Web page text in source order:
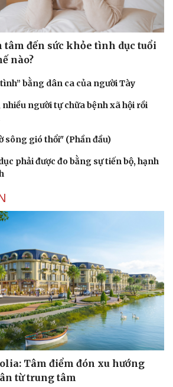
tâm đến sức khỏe tình dục tuổi
nào?
bằng dân ca của người Tày
người tự chữa bệnh xã hội rồi
sông gió thổi" (Phần đầu)
phải được đo bằng sự tiến bộ, hạnh
Tâm điểm đón xu hướng
từ trung tâm